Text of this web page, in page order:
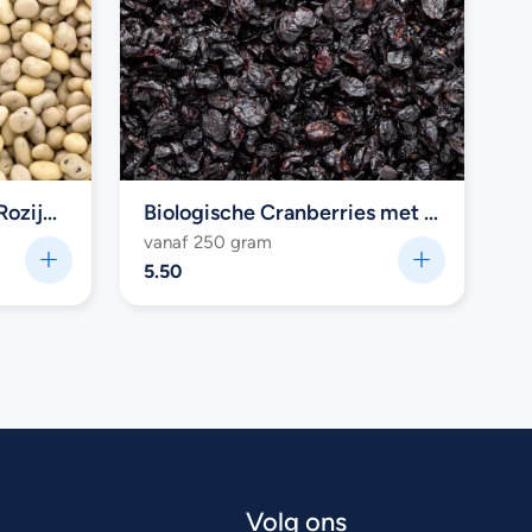
Biologische Chocolade Rozijnen (yoghurt) Biologische Cranberries met appeldiksap
vanaf 250 gram
5.50
Volg ons